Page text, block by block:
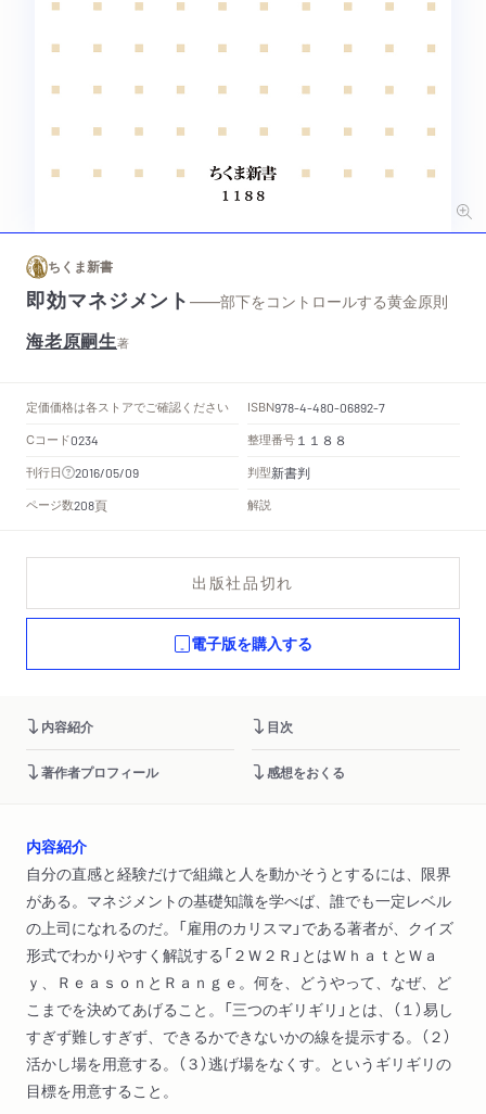
ちくま新書
即効マネジメント——部下をコントロールする黄金原則
海老原嗣生著
定価価格は各ストアでご確認ください ISBN978-4-480-06892-7
Cコード0234 整理番号 １１８８
刊行日 2016/05/09 判型新書判
ページ数208頁 解説
出版社品切れ
電子版を購入する
内容紹介 目次
著作者プロフィール 感想をおくる
内容紹介
自分の直感と経験だけで組織と人を動かそうとするには、限界
がある。マネジメントの基礎知識を学べば、誰でも一定レベル
の上司になれるのだ。「雇用のカリスマ」である著者が、クイズ
形式でわかりやすく解説する「２Ｗ２Ｒ」とはＷｈａｔとＷａ
ｙ、ＲｅａｓｏｎとＲａｎｇｅ。何を、どうやって、なぜ、ど
こまでを決めてあげること。「三つのギリギリ」とは、（１）易し
すぎず難しすぎず、できるかできないかの線を提示する。（２）
活かし場を用意する。（３）逃げ場をなくす。というギリギリの
目標を用意すること。